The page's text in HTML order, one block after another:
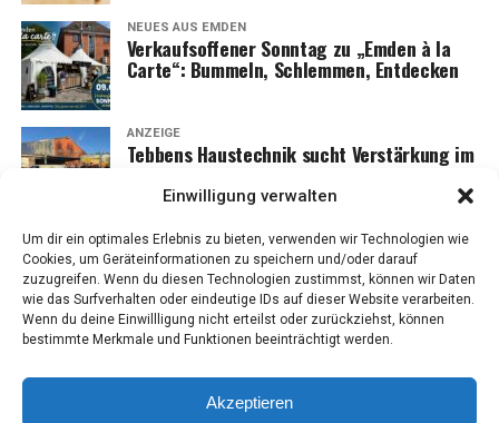
Einwilligung verwalten
Um dir ein optimales Erlebnis zu bieten, verwenden wir Technologien wie
Cookies, um Geräteinformationen zu speichern und/oder darauf
zuzugreifen. Wenn du diesen Technologien zustimmst, können wir Daten
wie das Surfverhalten oder eindeutige IDs auf dieser Website verarbeiten.
Wenn du deine Einwillligung nicht erteilst oder zurückziehst, können
bestimmte Merkmale und Funktionen beeinträchtigt werden.
Akzeptieren
NEUES AUS EMDEN
Ver­kaufs­of­fe­ner Sonn­tag zu „Emden à la
Car­te“: Bum­meln, Schlem­men, Entdecken
ANZEIGE
Teb­bens Haus­tech­nik sucht Ver­stär­kung im
Kun­den­dienst: Hand­werk mit Ver­ant­wor­
tung und Perspektive